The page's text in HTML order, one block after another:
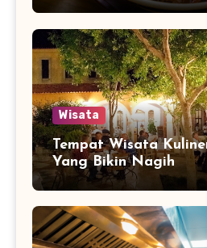
Wisata
Tempat Wisata
Yang Bikin Nagih